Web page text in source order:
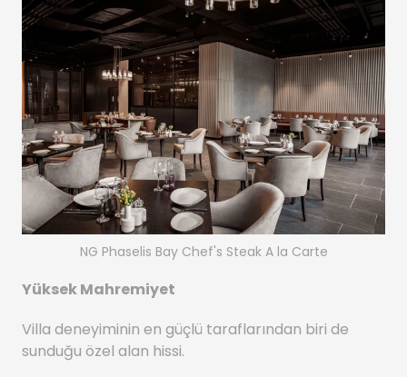
NG Phaselis Bay Chef's Steak A la Carte
Yüksek Mahremiyet
Villa deneyiminin en güçlü taraflarından biri de
sunduğu özel alan hissi.